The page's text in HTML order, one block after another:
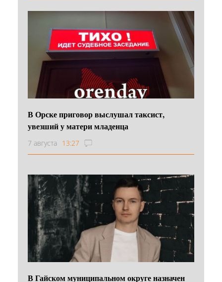
В Орске приговор выслушал таксист,
увезший у матери младенца
7 августа 13:27
В Гайском муниципальном округе назначен